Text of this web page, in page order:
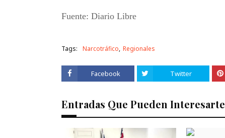
Fuente: Diario Libre
Tags: Narcotráfico Regionales
Facebook Twitter
Entradas Que Pueden Interesarte